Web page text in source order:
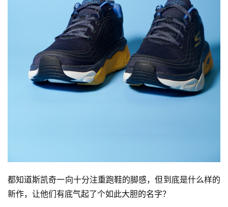
都知道斯凯奇一向十分注重跑鞋的脚感，但到底是什么样的
新作，让他们有底气起了个如此大胆的名字？